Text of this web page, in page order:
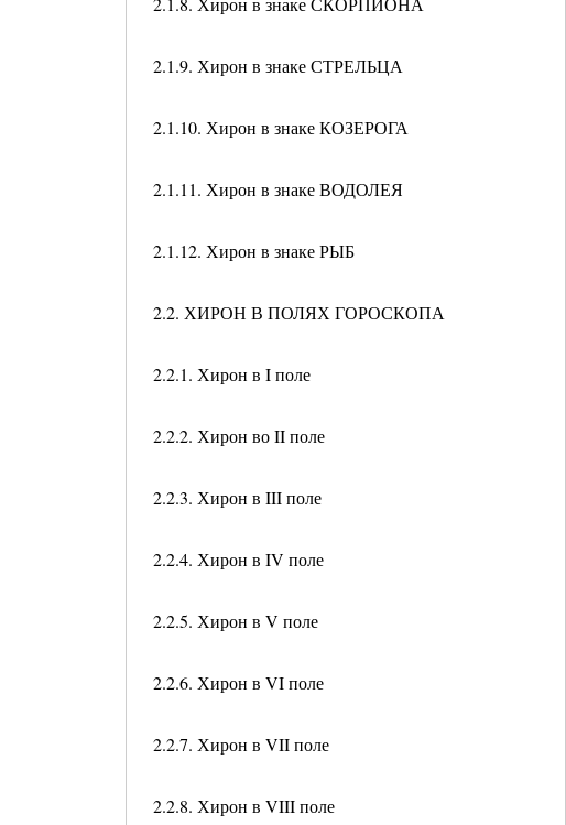
2.1.9. Хирон в знаке СТРЕЛЬЦА
2.1.10. Хирон в знаке КОЗЕРОГА
2.1.11. Хирон в знаке ВОДОЛЕЯ
2.1.12. Хирон в знаке РЫБ
2.2. ХИРОН В ПОЛЯХ ГОРОСКОПА
2.2.1. Хирон в I поле
2.2.2. Хирон во II поле
2.2.3. Хирон в III поле
2.2.4. Хирон в IV поле
2.2.5. Хирон в V поле
2.2.6. Хирон в VI поле
2.2.7. Хирон в VII поле
2.2.8. Хирон в VIII поле